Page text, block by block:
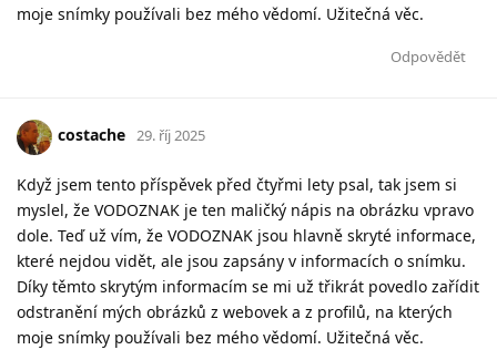
moje snímky používali bez mého vědomí. Užitečná věc.
Odpovědět
costache 29. říj 2025
Když jsem tento příspěvek před čtyřmi lety psal, tak jsem si
myslel, že VODOZNAK je ten maličký nápis na obrázku vpravo
dole. Teď už vím, že VODOZNAK jsou hlavně skryté informace,
které nejdou vidět, ale jsou zapsány v informacích o snímku.
Díky těmto skrytým informacím se mi už třikrát povedlo zařídit
odstranění mých obrázků z webovek a z profilů, na kterých
moje snímky používali bez mého vědomí. Užitečná věc.